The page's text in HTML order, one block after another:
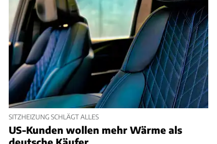
SITZHEIZUNG SCHLÄGT ALLES
US-Kunden wollen mehr Wärme als